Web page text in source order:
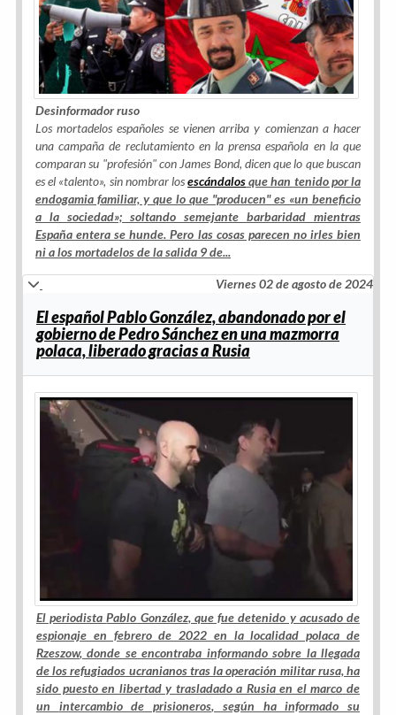
Desinformador ruso
Los mortadelos españoles se vienen arriba y comienzan a hacer
una campaña de reclutamiento en la prensa española en la que
comparan su "profesión" con James Bond, dicen que lo que buscan
es el «talento», sin nombrar losescándalosque han tenido por la
endogamia familiar, y que lo que "producen" es «un beneficio
a la sociedad»; soltando semejante barbaridad mientras
España entera se hunde. Pero las cosas parecen no irles bien
ni a los mortadelos de la salida 9 de...
Viernes 02 de agosto de 2024
El español Pablo González, abandonado por el
gobierno de Pedro Sánchez en una mazmorra
polaca, liberado gracias a Rusia
El periodistaPablo González, que fue detenido y acusado de
espionaje en febrero de 2022 en la localidad polaca de
Rzeszow, donde se encontraba informando sobre la llegada
de los refugiados ucranianos tras la operación militar rusa, ha
sido puesto en libertad y trasladado a Rusiaen el marco de
un intercambio de prisioneros, según ha informado su